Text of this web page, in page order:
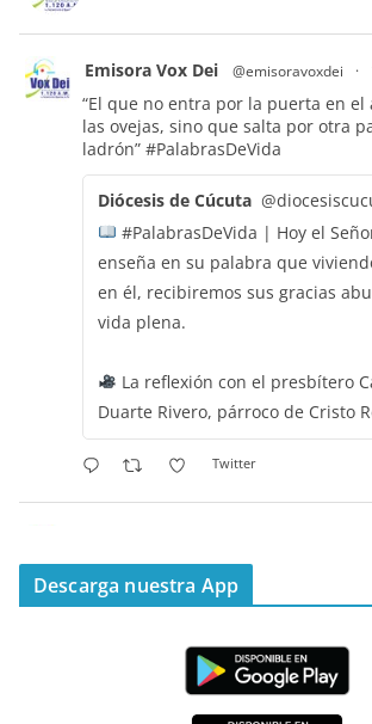
Emisora Vox Dei @emisoravoxdei ·
“El que no entra por la puerta en el
las ovejas, sino que salta por otra
ladrón” #PalabrasDeVida
Diócesis de Cúcuta
#PalabrasDeVida | Hoy el
enseña en su palabra que
en él, recibiremos sus gracias
vida plena.
La reflexión con el presbítero
Duarte Rivero, párroco de Cristo
Twitter
“Mis ovejas escuchan mi voz, y yo las
#PalabrasDeVida
Diócesis de Cúcuta
#PalabrasDeVida | Hoy en el
Descarga nuestra App